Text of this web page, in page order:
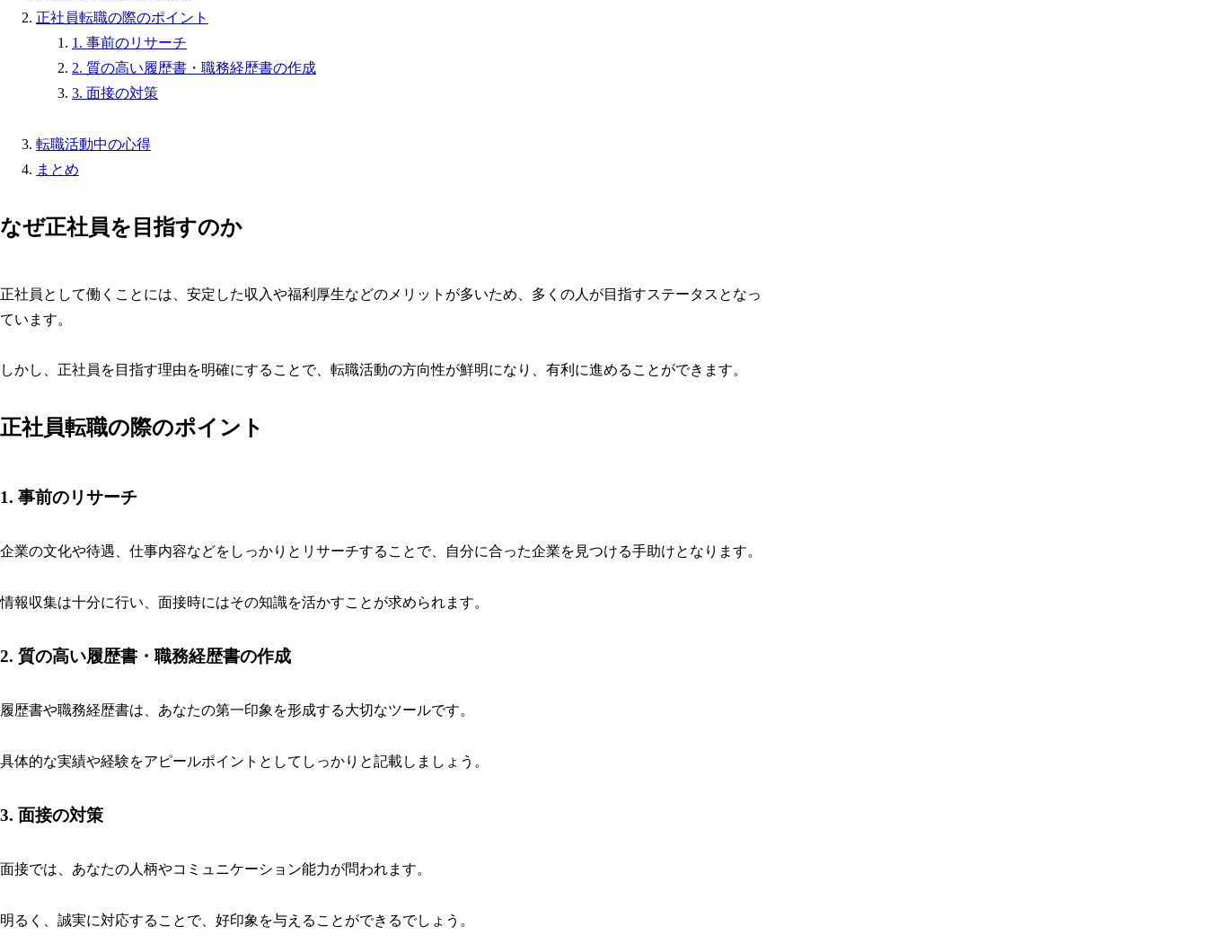
正社員転職の際のポイント
1. 事前のリサーチ
2. 質の高い履歴書・職務経歴書の作成
3. 面接の対策
転職活動中の心得
まとめ
なぜ正社員を目指すのか
正社員として働くことには、安定した収入や福利厚生などのメリットが多いため、多くの人が目指すステータスとなっ
ています。
しかし、正社員を目指す理由を明確にすることで、転職活動の方向性が鮮明になり、有利に進めることができます。
正社員転職の際のポイント
1. 事前のリサーチ
企業の文化や待遇、仕事内容などをしっかりとリサーチすることで、自分に合った企業を見つける手助けとなります。
情報収集は十分に行い、面接時にはその知識を活かすことが求められます。
2. 質の高い履歴書・職務経歴書の作成
履歴書や職務経歴書は、あなたの第一印象を形成する大切なツールです。
具体的な実績や経験をアピールポイントとしてしっかりと記載しましょう。
3. 面接の対策
面接では、あなたの人柄やコミュニケーション能力が問われます。
明るく、誠実に対応することで、好印象を与えることができるでしょう。